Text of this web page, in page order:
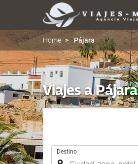
Home Pájara
Viajes a Pájara
Destino